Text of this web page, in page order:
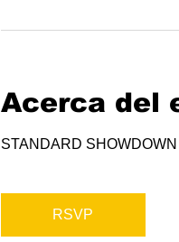
Acerca del
STANDARD SHOWDOWN
RSVP